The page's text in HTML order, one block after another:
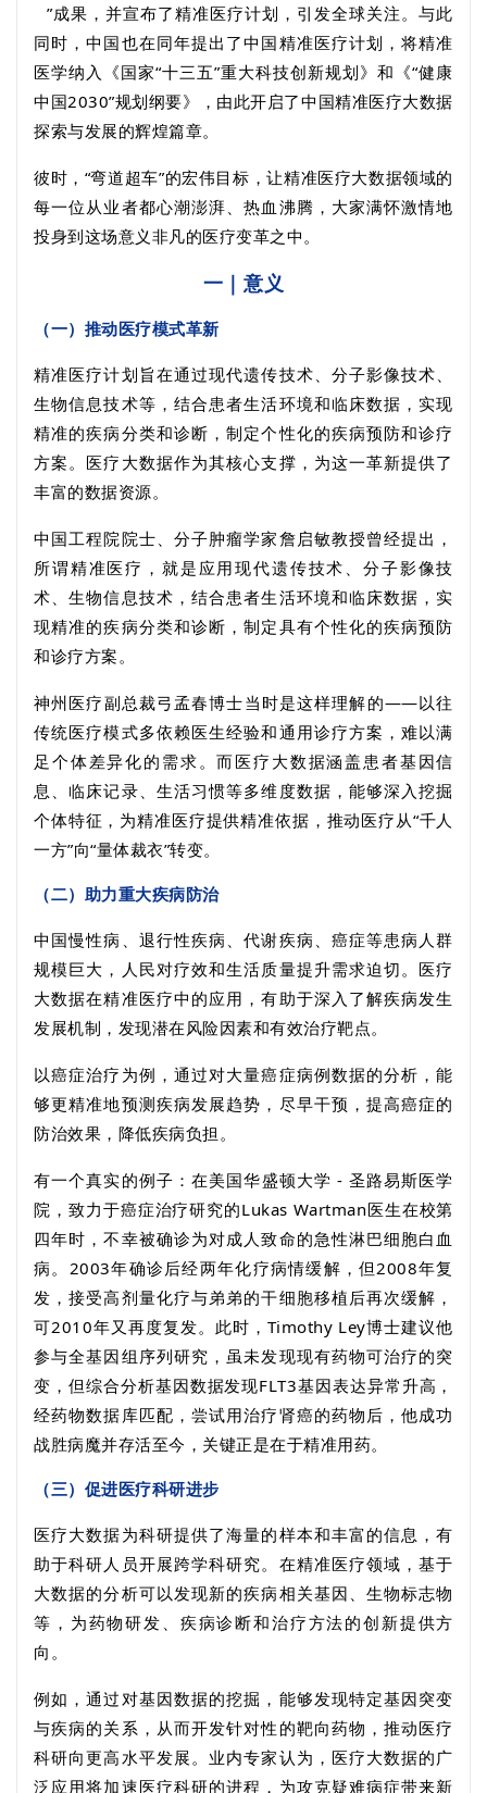
”成果，并宣布了精准医疗计划，引发全球关注。与此
同时，中国也在同年提出了中国精准医疗计划，将精准
医学纳入《国家“十三五”重大科技创新规划》和《“健康
中国2030”规划纲要》，由此开启了中国精准医疗大数据
探索与发展的辉煌篇章。
彼时，“弯道超车”的宏伟目标，让精准医疗大数据领域的
每一位从业者都心潮澎湃、热血沸腾，大家满怀激情地
投身到这场意义非凡的医疗变革之中。
一｜意义
（一）推动医疗模式革新
精准医疗计划旨在通过现代遗传技术、分子影像技术、
生物信息技术等，结合患者生活环境和临床数据，实现
精准的疾病分类和诊断，制定个性化的疾病预防和诊疗
方案。医疗大数据作为其核心支撑，为这一革新提供了
丰富的数据资源。
中国工程院院士、分子肿瘤学家詹启敏教授曾经提出，
所谓精准医疗，就是应用现代遗传技术、分子影像技
术、生物信息技术，结合患者生活环境和临床数据，实
现精准的疾病分类和诊断，制定具有个性化的疾病预防
和诊疗方案。
神州医疗副总裁弓孟春博士当时是这样理解的——以往
传统医疗模式多依赖医生经验和通用诊疗方案，难以满
足个体差异化的需求。而医疗大数据涵盖患者基因信
息、临床记录、生活习惯等多维度数据，能够深入挖掘
个体特征，为精准医疗提供精准依据，推动医疗从“千人
一方”向“量体裁衣”转变。
（二）助力重大疾病防治
中国慢性病、退行性疾病、代谢疾病、癌症等患病人群
规模巨大，人民对疗效和生活质量提升需求迫切。医疗
大数据在精准医疗中的应用，有助于深入了解疾病发生
发展机制，发现潜在风险因素和有效治疗靶点。
以癌症治疗为例，通过对大量癌症病例数据的分析，能
够更精准地预测疾病发展趋势，尽早干预，提高癌症的
防治效果，降低疾病负担。
有一个真实的例子：在美国华盛顿大学 - 圣路易斯医学
院，致力于癌症治疗研究的Lukas Wartman医生在校第
四年时，不幸被确诊为对成人致命的急性淋巴细胞白血
病。 2003年确诊后经两年化疗病情缓解，但2008年复
发，接受高剂量化疗与弟弟的干细胞移植后再次缓解，
可2010年又再度复发。此时， Timothy Ley博士建议他
参与全基因组序列研究，虽未发现现有药物可治疗的突
变，但综合分析基因数据发现FLT3基因表达异常升高，
经药物数据库匹配，尝试用治疗肾癌的药物后，他成功
战胜病魔并存活至今，关键正是在于精准用药。
（三）促进医疗科研进步
医疗大数据为科研提供了海量的样本和丰富的信息，有
助于科研人员开展跨学科研究。在精准医疗领域，基于
大数据的分析可以发现新的疾病相关基因、生物标志物
等，为药物研发、疾病诊断和治疗方法的创新提供方
向。
例如，通过对基因数据的挖掘，能够发现特定基因突变
与疾病的关系，从而开发针对性的靶向药物，推动医疗
科研向更高水平发展。业内专家认为，医疗大数据的广
泛应用将加速医疗科研的进程，为攻克疑难病症带来新